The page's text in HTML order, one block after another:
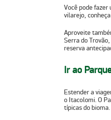
Você pode
vilarejo,
Aproveite
Serra do Trovão
reserva
Ir ao
Estender a
o Itacolomi. O
típicas do bioma.